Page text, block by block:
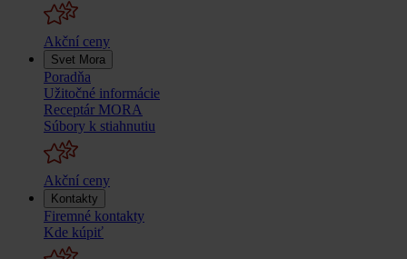
Akční ceny
Svet Mora
Poradňa
Užitočné informácie
Receptár MORA
Súbory k stiahnutiu
Akční ceny
Kontakty
Firemné kontakty
Kde kúpiť